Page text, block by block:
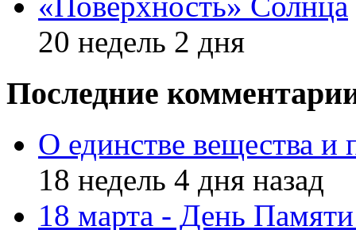
20 недель 2 дня
Последние
О единстве вещества и
18 недель 4 дня назад
18 марта - День